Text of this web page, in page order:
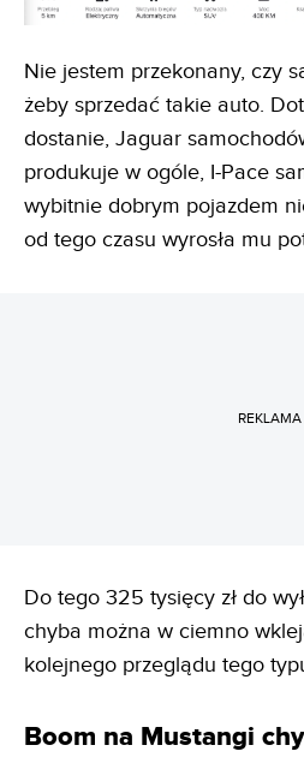
Nie jestem przekonany, czy
żeby sprzedać takie auto.
dostanie, Jaguar
produkuje w ogóle, I-Pace
wybitnie dobrym pojazdem
od tego czasu wyrosła mu
REKLAMA
Do tego 325 tysięcy zł do
chyba można w ciemno
kolejnego przeglądu tego
Boom na Mustangi